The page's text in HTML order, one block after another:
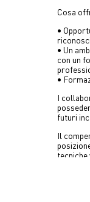
Cosa
•
• Un
con un
•
I
futuri
Il
tecniche